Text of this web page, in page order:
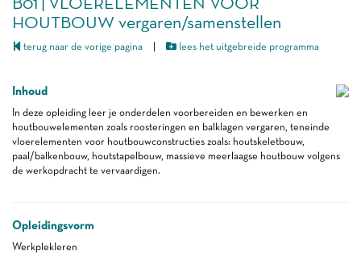
HOUTBOUW vergaren/samenstellen
terug naar de vorige pagina lees het uitgebreide programma
Inhoud
In deze opleiding leer je onderdelen voorbereiden en bewerken en
houtbouwelementen zoals roosteringen en balklagen vergaren, teneinde
vloerelementen voor houtbouwconstructies zoals: houtskeletbouw,
paal/balkenbouw, houtstapelbouw, massieve meerlaagse houtbouw volgens
de werkopdracht te vervaardigen.
Opleidingsvorm
Werkplekleren